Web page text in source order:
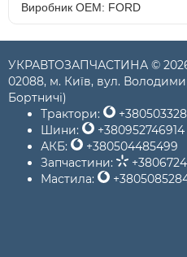
Виробник OEM: FORD
УКРАВТОЗАПЧАСТИНА ©
02088, м. Київ, вул.
Бортничі)
Трактори:
Шини:
+380952746914
АКБ:
+380504485499
Запчастини:
Мастила: